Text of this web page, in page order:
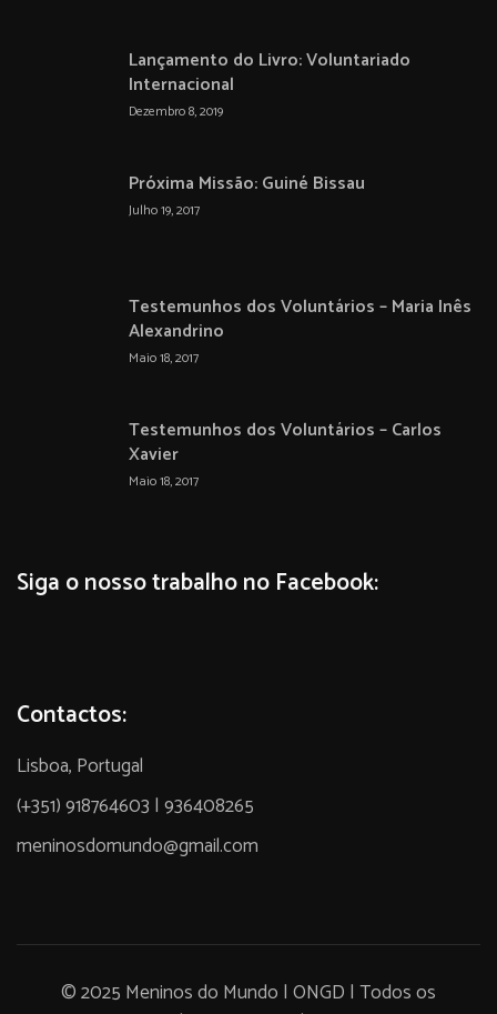
Lançamento do Livro: Voluntariado
Internacional
Dezembro 8, 2019
Próxima Missão: Guiné Bissau
Julho 19, 2017
Testemunhos dos Voluntários – Maria Inês
Alexandrino
Maio 18, 2017
Testemunhos dos Voluntários – Carlos
Xavier
Maio 18, 2017
Siga o nosso trabalho no Facebook:
Contactos:
Lisboa, Portugal
(+351) 918764603 | 936408265
meninosdomundo@gmail.com
© 2025 Meninos do Mundo | ONGD | Todos os